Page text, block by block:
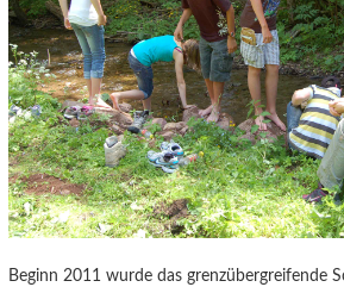
Beginn 2011 wurde das grenzübergreifende